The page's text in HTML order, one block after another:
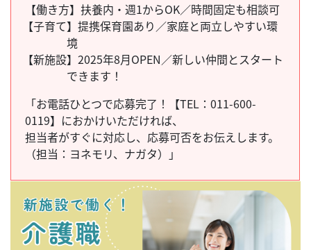
【働き方】扶養内・週1からOK／時間固定も相談可
【子育て】 提携保育園あり／家庭と両立しやすい環
境
【新施設】 2025年8月OPEN／新しい仲間とスタート
できます！
「お電話ひとつで応募完了！【TEL：011-600-
0119】におかけいただければ、
担当者がすぐに対応し、 応募可否をお伝えします。
（担当：ヨネモリ、 ナガタ）」